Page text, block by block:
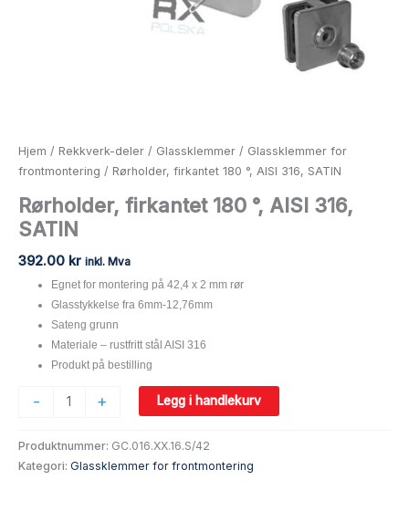
Hjem / Rekkverk-deler / Glassklemmer / Glassklemmer for
frontmontering / Rørholder, firkantet 180 °, AISI 316, SATIN
Rørholder, firkantet 180 °, AISI 316,
SATIN
392.00 kr inkl. Mva
Egnet for montering på 42,4 x 2 mm rør
Glasstykkelse fra 6mm-12,76mm
Sateng grunn
Materiale – rustfritt stål AISI 316
Produkt på bestilling
- + Legg i handlekurv
Produktnummer: GC.016.XX.16.S/42
Kategori: Glassklemmer for frontmontering